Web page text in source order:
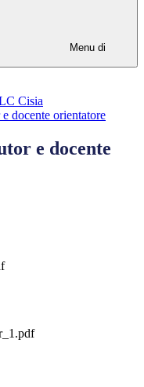
Menu di
Cisia
docente orientatore
e docente